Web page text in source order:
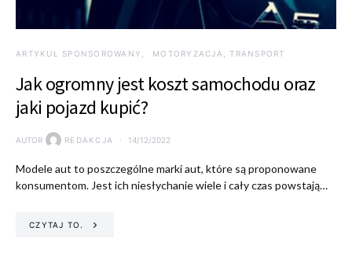
ARTYKUŁ SPONSOROWANY MOTORYZACJA, TRANSPORT
Jak ogromny jest koszt samochodu oraz
jaki pojazd kupić?
AUTOR REDAKCJA 14/12/2022
Modele aut to poszczególne marki aut, które są proponowane
konsumentom. Jest ich niesłychanie wiele i cały czas powstają…
CZYTAJ TO.